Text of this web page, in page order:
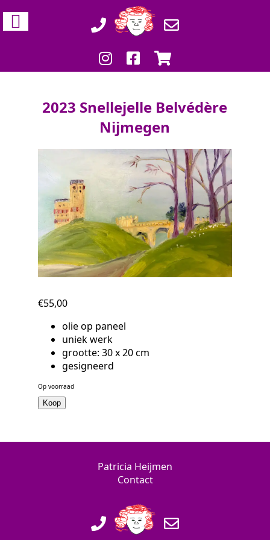
2023 Snellejelle Belvédère
Nijmegen
€55,00
olie op paneel
uniek werk
grootte: 30 x 20 cm
gesigneerd
Op voorraad
2023
Nijmegen
Koop
Patricia Heijmen
Contact